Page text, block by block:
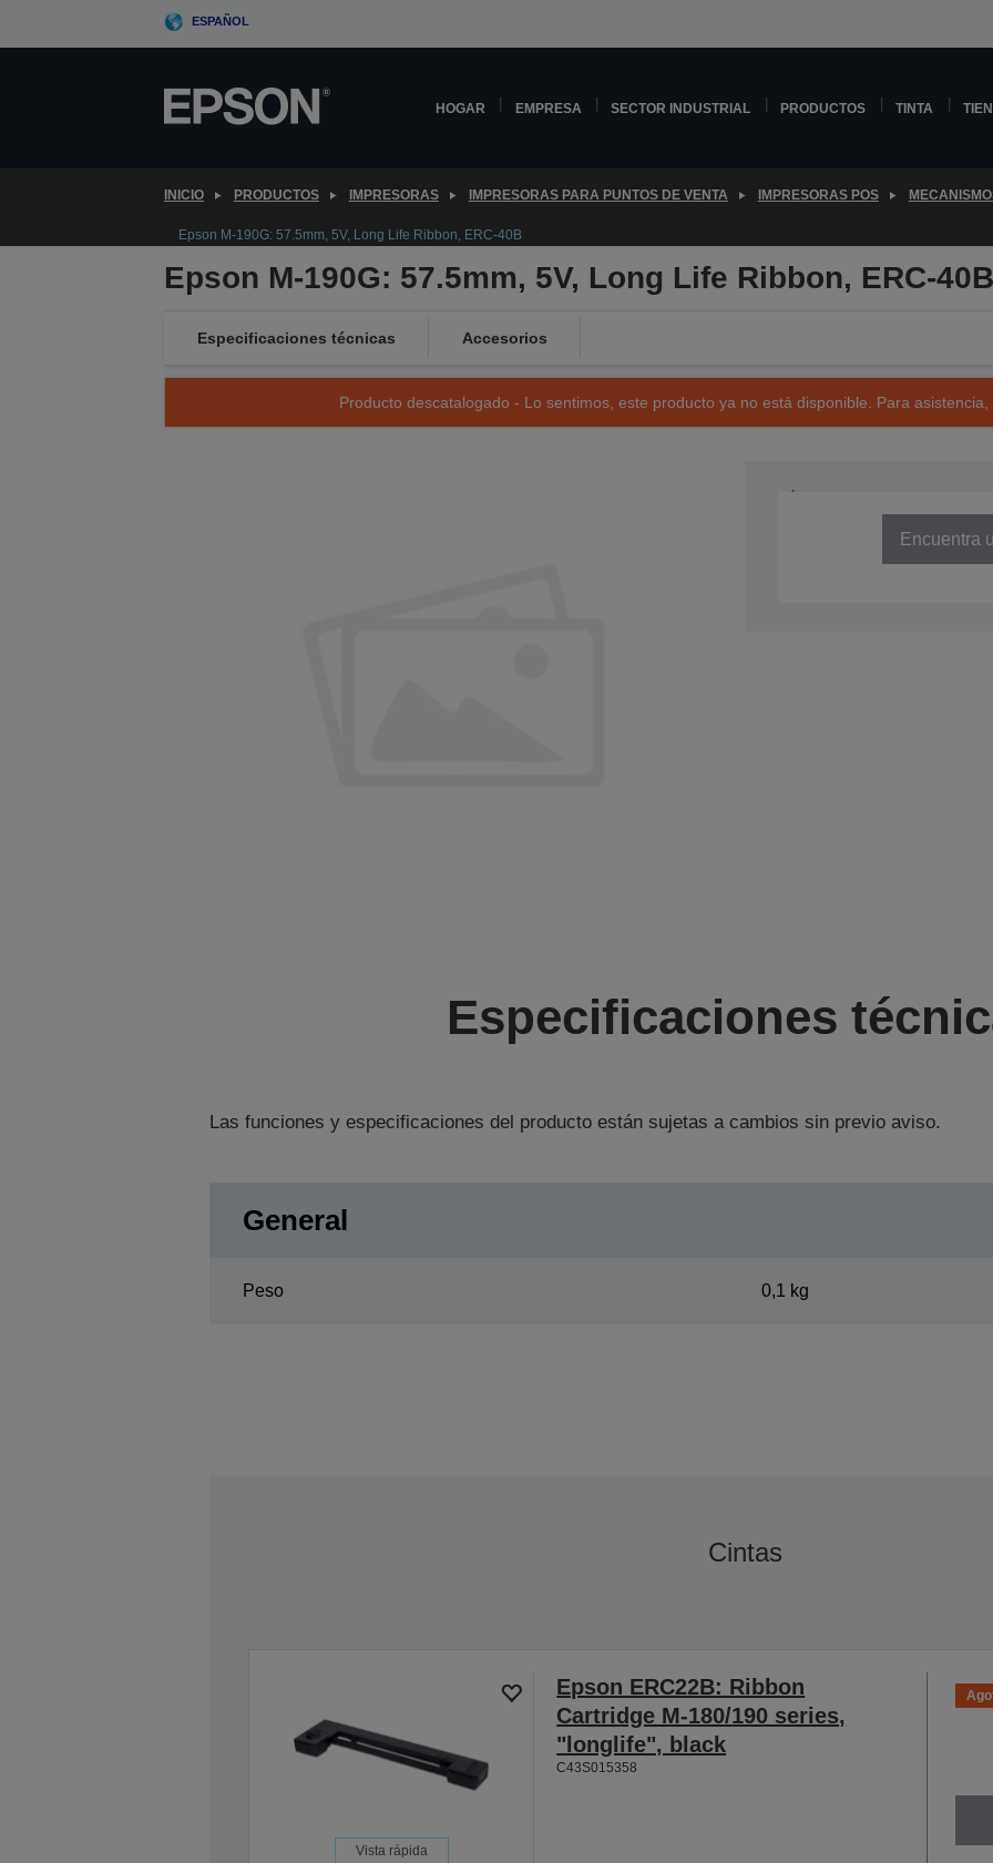
ESPAÑOL
HOGAR EMPRESA SECTOR INDUSTRIAL PRODUCTOS TINTA
INICIO PRODUCTOS IMPRESORAS IMPRESORAS PARA PUNTOS DE VENTA IMPRESORAS POS
Epson M-190G: 57.5mm, 5V, Long Life Ribbon, ERC-40B
Epson M-190G: 57.5mm, 5V, Long Life Ribbon, ERC-40B
Especificaciones técnicas Accesorios
Producto descatalogado - Lo sentimos, este producto ya no está disponible. Para
Encuentra
Especificaciones
Las funciones y especificaciones del producto están sujetas a cambios sin previo aviso.
General
Peso 0,1 kg
Cintas
Vista rápida
Epson ERC22B: Ribbon
Cartridge M-180/190 series,
"longlife", black
C43S015358